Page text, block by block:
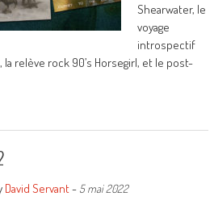
Shearwater, le
voyage
introspectif
la relève rock 90’s Horsegirl, et le post-
David Servant- 5 mai 2022